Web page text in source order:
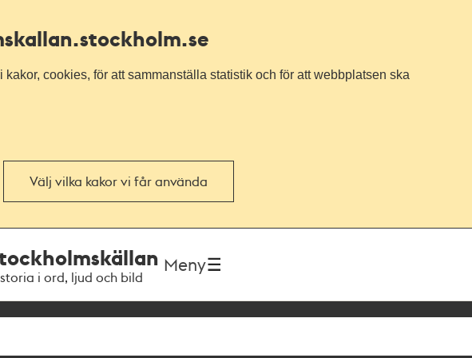
.stockholm.se
cookies, för att sammanställa statistik och för att webbplatsen ska
Välj vilka kakor vi får använda
i ord, ljud och bild
Meny